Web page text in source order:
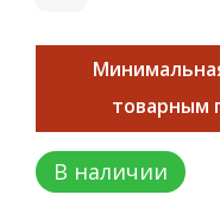
товарным
В наличии